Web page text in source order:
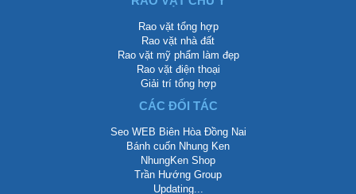
Rao vặt tổng hợp
Rao vặt nhà đất
Rao vặt mỹ phẩm làm đẹp
Rao vặt điện thoại
Giải trí tổng hợp
CÁC ĐỐI TÁC
Seo WEB Biên Hòa Đồng Nai
Bánh cuốn Nhung Ken
NhungKen Shop
Trần Hướng Group
Updating...